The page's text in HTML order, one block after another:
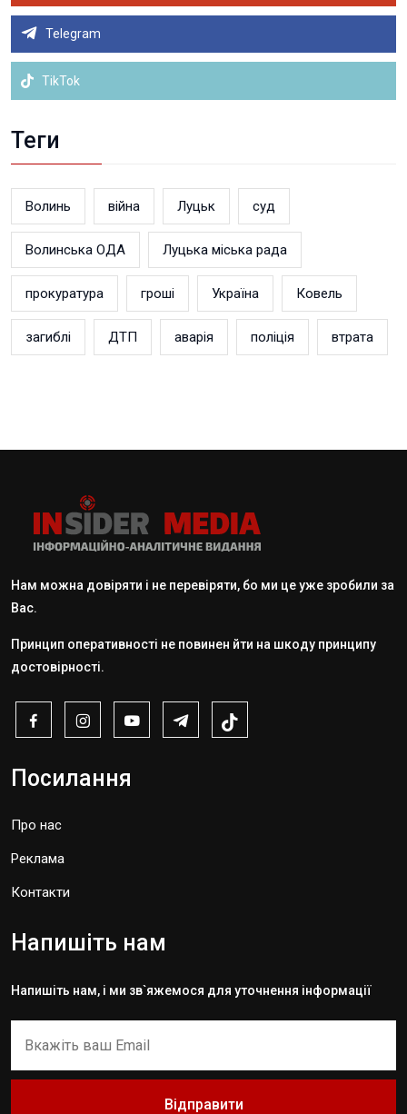
Telegram
TikTok
Теги
Волинь війна Луцьк суд
Волинська ОДА Луцька міська рада
прокуратура гроші Україна Ковель
загиблі ДТП аварія поліція втрата
Нам можна довіряти і не перевіряти, бо ми це уже зробили за
Вас.
Принцип оперативності не повинен йти на шкоду принципу
достовірності.
Посилання
Про нас
Реклама
Контакти
Напишіть нам
Напишіть нам, і ми зв`яжемося для уточнення інформації
Відправити